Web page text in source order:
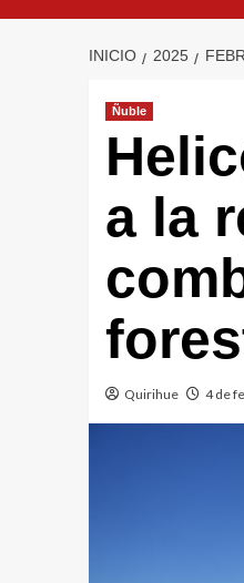
INICIO 2025
Ñuble
a la
Quirihue 4 de